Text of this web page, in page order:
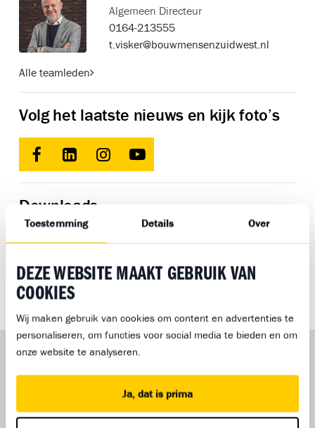
Toestemming Details Over
DEZE WEBSITE MAAKT GEBRUIK VAN
COOKIES
Wij maken gebruik van cookies om content en advertenties te
personaliseren, om functies voor social media te bieden en om
onze website te analyseren.
Ja, dat is prima
Algemeen Directeur
0164-213555
t.visker@bouwmensenzuidwest.nl
Alle teamleden
Volg het laatste nieuws en kijk foto’s
Downloads
Alle downloads
EVENEMENTEN BIJ VESTIGING MIDDELHARNIS
Bekijk evenement Open dag Bouwmensen Zuid-West |